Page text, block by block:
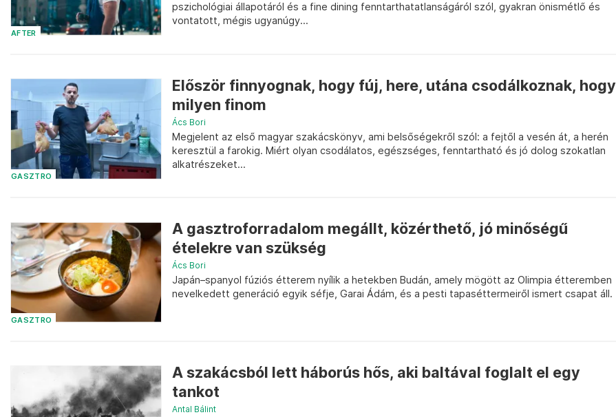
AFTER
pszichológiai állapotáról és a fine dining fenntarthatatlanságáról szól, gyakran önismétlő és
vontatott, mégis ugyanúgy...
GASZTRO
Először finnyognak, hogy fúj, here, utána csodálkoznak, hogy
milyen finom
Ács Bori
Megjelent az első magyar szakácskönyv, ami belsőségekről szól: a fejtől a vesén át, a herén
keresztül a farokig. Miért olyan csodálatos, egészséges, fenntartható és jó dolog szokatlan
alkatrészeket...
GASZTRO
A gasztroforradalom megállt, közérthető, jó minőségű
ételekre van szükség
Ács Bori
Japán–spanyol fúziós étterem nyílik a hetekben Budán, amely mögött az Olimpia étteremben
nevelkedett generáció egyik séfje, Garai Ádám, és a pesti tapaséttermeiről ismert csapat áll.
A szakácsból lett háborús hős, aki baltával foglalt el egy
tankot
Antal Bálint